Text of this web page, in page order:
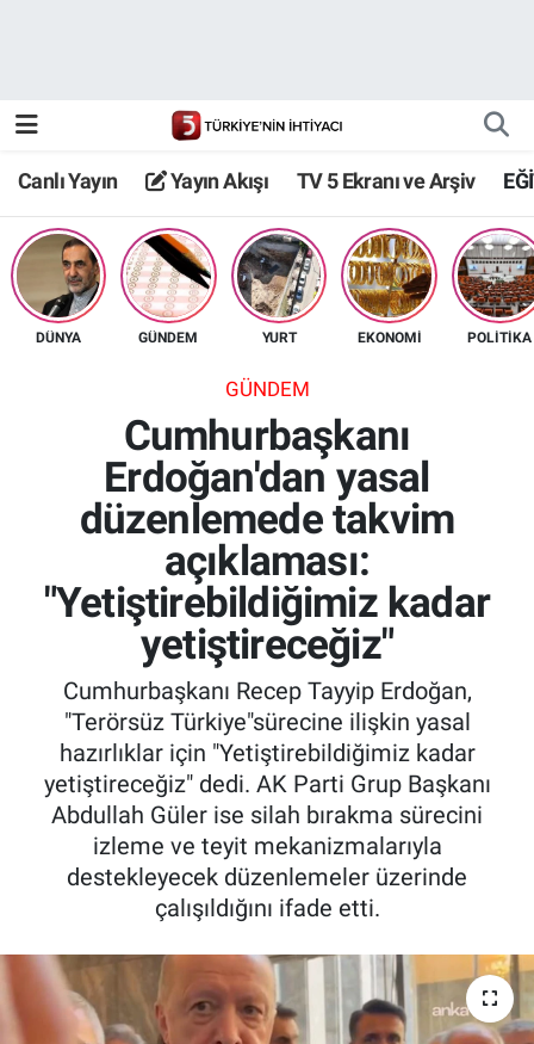
Canlı Yayın Yayın Akışı TV 5 Ekranı ve Arşiv
DÜNYA GÜNDEM YURT EKONOMİ POLİTİKA
GÜNDEM
Cumhurbaşkanı
Erdoğan'dan yasal
düzenlemede takvim
açıklaması:
"Yetiştirebildiğimiz kadar
yetiştireceğiz"
Cumhurbaşkanı Recep Tayyip Erdoğan,
"Terörsüz Türkiye"sürecine ilişkin yasal
hazırlıklar için "Yetiştirebildiğimiz kadar
yetiştireceğiz" dedi. AK Parti Grup Başkanı
Abdullah Güler ise silah bırakma sürecini
izleme ve teyit mekanizmalarıyla
destekleyecek düzenlemeler üzerinde
çalışıldığını ifade etti.
TV 5 Ekranı ve Arşiv